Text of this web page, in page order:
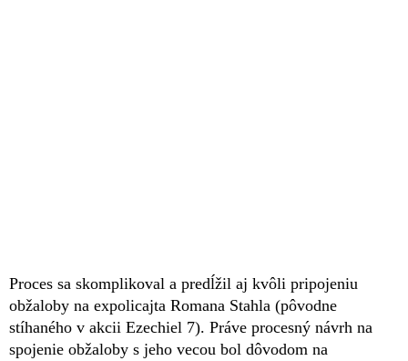
Proces sa skomplikoval a predĺžil aj kvôli pripojeniu
obžaloby na expolicajta Romana Stahla (pôvodne
stíhaného v akcii Ezechiel 7). Práve procesný návrh na
spojenie obžaloby s jeho vecou bol dôvodom na